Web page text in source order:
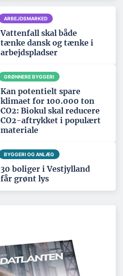
ARBEJDSMARKED
Vattenfall skal både
tænke dansk og tænke i
arbejdspladser
GRØNNERE BYGGERI
Kan potentielt spare
klimaet for 100.000 ton
CO2: Biokul skal reducere
CO2-aftrykket i populært
materiale
BYGGERI OG ANLÆG
30 boliger i Vestjylland
får grønt lys